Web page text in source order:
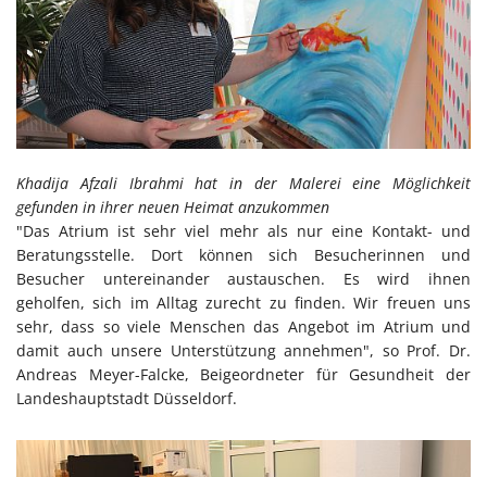
Khadija Afzali Ibrahmi hat in der Malerei eine Möglichkeit
gefunden in ihrer neuen Heimat anzukommen
"Das Atrium ist sehr viel mehr als nur eine Kontakt- und
Beratungsstelle. Dort können sich Besucherinnen und
Besucher untereinander austauschen. Es wird ihnen
geholfen, sich im Alltag zurecht zu finden. Wir freuen uns
sehr, dass so viele Menschen das Angebot im Atrium und
damit auch unsere Unterstützung annehmen", so Prof. Dr.
Andreas Meyer-Falcke, Beigeordneter für Gesundheit der
Landeshauptstadt Düsseldorf.